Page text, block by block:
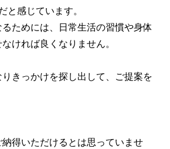
と感じています。
ためには、日常生活の習慣や身体
ければ良くなりません。
きっかけを探し出して、ご提案を
得いただけるとは思っていませ